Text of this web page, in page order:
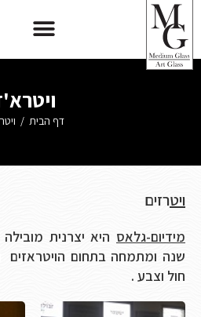
דף הבית /
ויטרזים
מידיום-גלאס
שנה ומתמחה בתחום הויטראזים
חול וצבע .